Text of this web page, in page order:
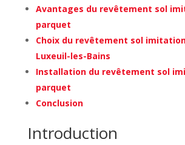
Avantages du revêtement sol
parquet
Choix du revêtement sol
Luxeuil-les-Bains
Installation du revêtement sol
parquet
Conclusion
Introduction